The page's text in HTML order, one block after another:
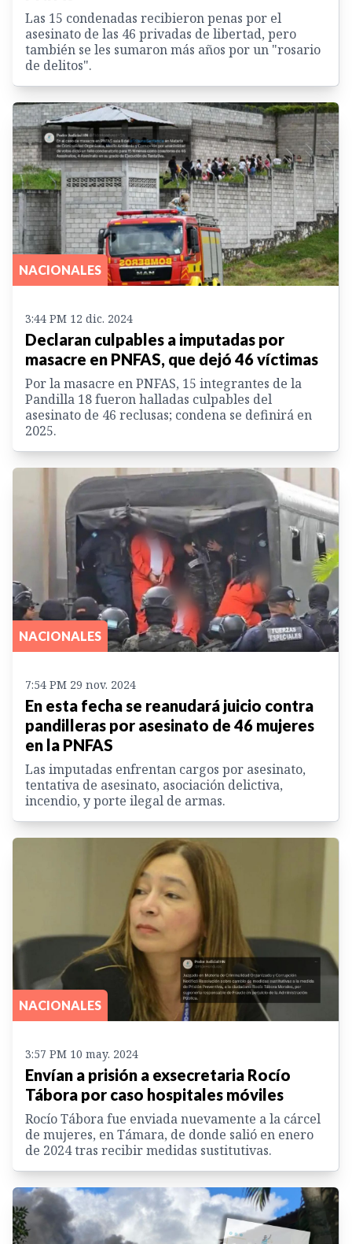
Las 15 condenadas recibieron penas por el
asesinato de las 46 privadas de libertad, pero
también se les sumaron más años por un "rosario
de delitos".
NACIONALES
3:44 PM 12 dic. 2024
Declaran culpables a imputadas por
masacre en PNFAS, que dejó 46 víctimas
Por la masacre en PNFAS, 15 integrantes de la
Pandilla 18 fueron halladas culpables del
asesinato de 46 reclusas; condena se definirá en
2025.
NACIONALES
7:54 PM 29 nov. 2024
En esta fecha se reanudará juicio contra
pandilleras por asesinato de 46 mujeres
en la PNFAS
Las imputadas enfrentan cargos por asesinato,
tentativa de asesinato, asociación delictiva,
incendio, y porte ilegal de armas.
NACIONALES
3:57 PM 10 may. 2024
Envían a prisión a exsecretaria Rocío
Tábora por caso hospitales móviles
Rocío Tábora fue enviada nuevamente a la cárcel
de mujeres, en Támara, de donde salió en enero
de 2024 tras recibir medidas sustitutivas.